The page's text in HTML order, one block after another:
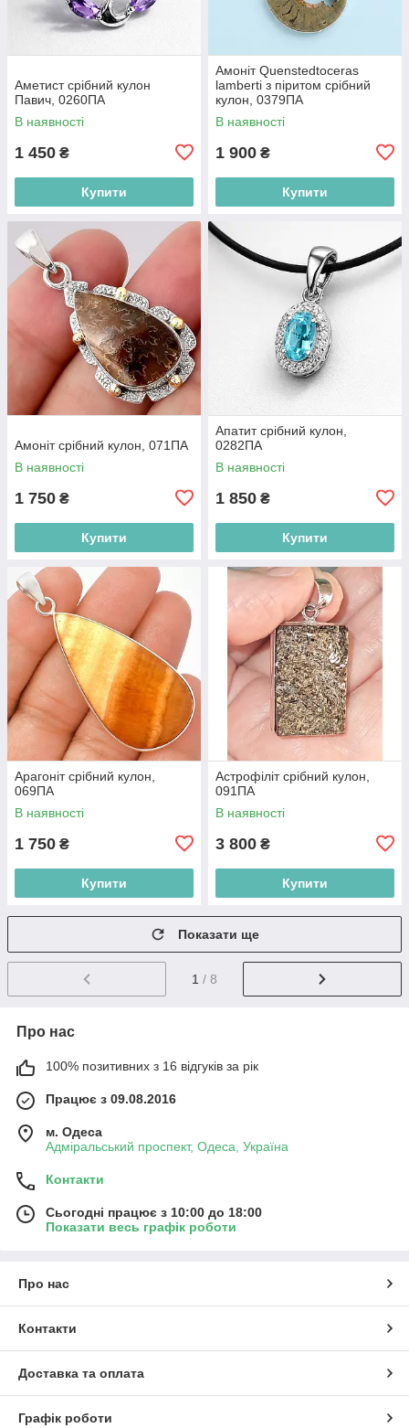
Аметист срібний кулон
Павич, 0260ПА
В наявності
1 450 ₴
Купити
Амоніт Quenstedtoceras
lamberti з піритом срібний
кулон, 0379ПА
В наявності
1 900 ₴
Купити
Амоніт срібний кулон, 071ПА
В наявності
1 750 ₴
Купити
Апатит срібний кулон,
0282ПА
В наявності
1 850 ₴
Купити
Арагоніт срібний кулон,
069ПА
В наявності
1 750 ₴
Купити
Астрофіліт срібний кулон,
091ПА
В наявності
3 800 ₴
Купити
Показати ще
1 / 8
Про нас
100% позитивних з 16 відгуків за рік
Працює з 09.08.2016
м. Одеса
Адміральський проспект, Одеса, Україна
Контакти
Сьогодні працює з 10:00 до 18:00
Показати весь графік роботи
Про нас
Контакти
Доставка та оплата
Графік роботи